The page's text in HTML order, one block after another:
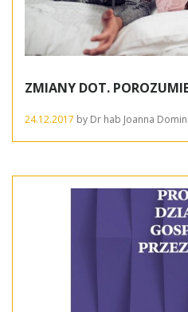
ZMIANY DOT.
24.12.2017 by Dr hab Joanna